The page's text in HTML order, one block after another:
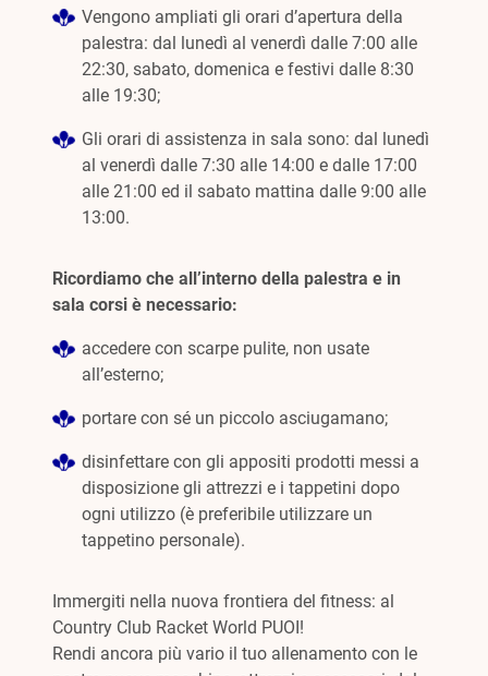
Vengono ampliati gli orari d’apertura della
palestra: dal lunedì al venerdì dalle 7:00 alle
22:30, sabato, domenica e festivi dalle 8:30
alle 19:30;
Gli orari di assistenza in sala sono: dal lunedì
al venerdì dalle 7:30 alle 14:00 e dalle 17:00
alle 21:00 ed il sabato mattina dalle 9:00 alle
13:00.
Ricordiamo che all’interno della palestra e in
sala corsi è necessario:
accedere con scarpe pulite, non usate
all’esterno;
portare con sé un piccolo asciugamano;
disinfettare con gli appositi prodotti messi a
disposizione gli attrezzi e i tappetini dopo
ogni utilizzo (è preferibile utilizzare un
tappetino personale).
Immergiti nella nuova frontiera del fitness: al
Country Club Racket World PUOI!
Rendi ancora più vario il tuo allenamento con le